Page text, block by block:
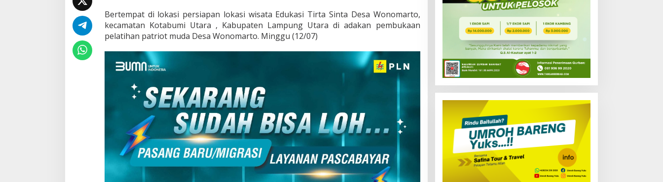
Bertempat di lokasi persiapan lokasi wisata Edukasi Tirta Sinta Desa Wonomarto,
kecamatan Kotabumi Utara , Kabupaten Lampung Utara di adakan pembukaan
pelatihan patriot muda Desa Wonomarto. Minggu (12/07)